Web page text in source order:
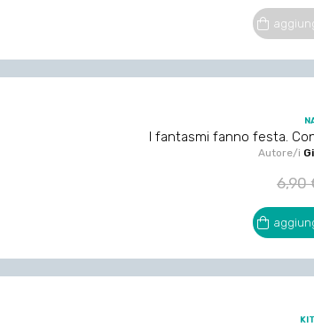
I fantasmi fanno festa.
Autore/i
Prezzo
6,90